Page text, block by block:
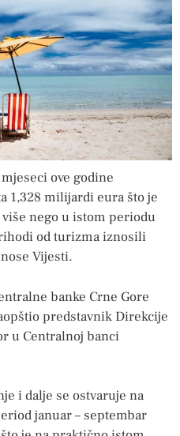
ove godine
1,328 milijardi eura što je
više nego u istom periodu
od turizma iznosili
Vijesti.
banke Crne Gore
predstavnik Direkcije
u Centralnoj banci
i dalje se ostvaruje na
januar – septembar